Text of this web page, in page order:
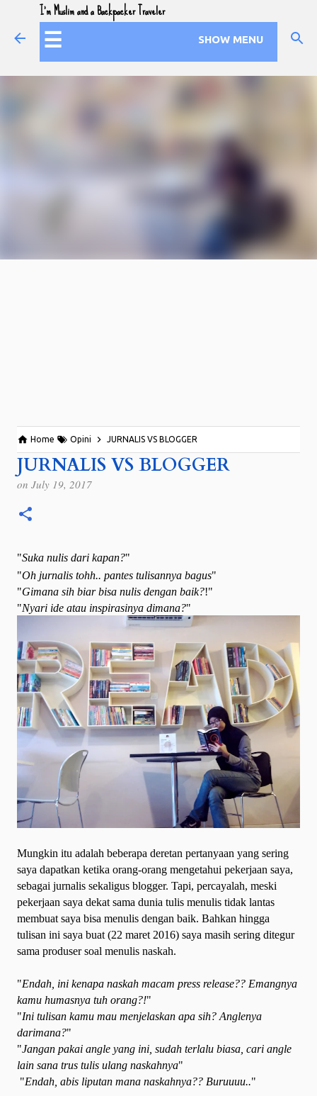
Skip to main content
I'm Muslim and a Backpacker Traveler
☰ SHOW MENU
Home Opini JURNALIS VS BLOGGER
JURNALIS VS BLOGGER
on July 19, 2017
"Suka nulis dari kapan?"
"Oh jurnalis tohh.. pantes tulisannya bagus"
"Gimana sih biar bisa nulis dengan baik?!"
"Nyari ide atau inspirasinya dimana?"
Mungkin itu adalah beberapa deretan pertanyaan yang sering
saya dapatkan ketika orang-orang mengetahui pekerjaan saya,
sebagai jurnalis sekaligus blogger. Tapi, percayalah, meski
pekerjaan saya dekat sama dunia tulis menulis tidak lantas
membuat saya bisa menulis dengan baik. Bahkan hingga
tulisan ini saya buat (22 maret 2016) saya masih sering ditegur
sama produser soal menulis naskah.
"Endah, ini kenapa naskah macam press release?? Emangnya
kamu humasnya tuh orang?!"
"Ini tulisan kamu mau menjelaskan apa sih? Anglenya
darimana?"
"Jangan pakai angle yang ini, sudah terlalu biasa, cari angle
lain sana trus tulis ulang naskahnya"
"Endah, abis liputan mana naskahnya?? Buruuuu.."